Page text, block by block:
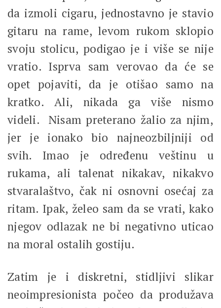
da izmoli cigaru, jednostavno je stavio
gitaru na rame, levom rukom sklopio
svoju stolicu, podigao je i više se nije
vratio. Isprva sam verovao da će se
opet pojaviti, da je otišao samo na
kratko. Ali, nikada ga više nismo
videli. Nisam preterano žalio za njim,
jer je ionako bio najneozbiljniji od
svih. Imao je određenu veštinu u
rukama, ali talenat nikakav, nikakvo
stvaralaštvo, čak ni osnovni osećaj za
ritam. Ipak, želeo sam da se vrati, kako
njegov odlazak ne bi negativno uticao
na moral ostalih gostiju.
Zatim je i diskretni, stidljivi slikar
neoimpresionista počeo da produžava